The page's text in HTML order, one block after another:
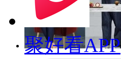
聚好看APP